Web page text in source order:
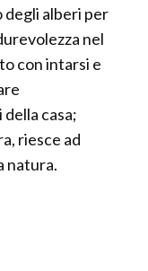
alberi per
nel
con intarsi e
casa;
riesce ad
natura.